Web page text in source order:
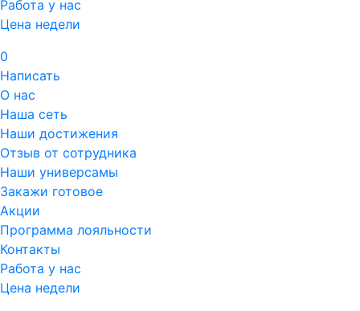
Работа у нас
Цена недели
0
Написать
О нас
Наша сеть
Наши достижения
Отзыв от сотрудника
Наши универсамы
Закажи готовое
Акции
Программа лояльности
Контакты
Работа у нас
Цена недели